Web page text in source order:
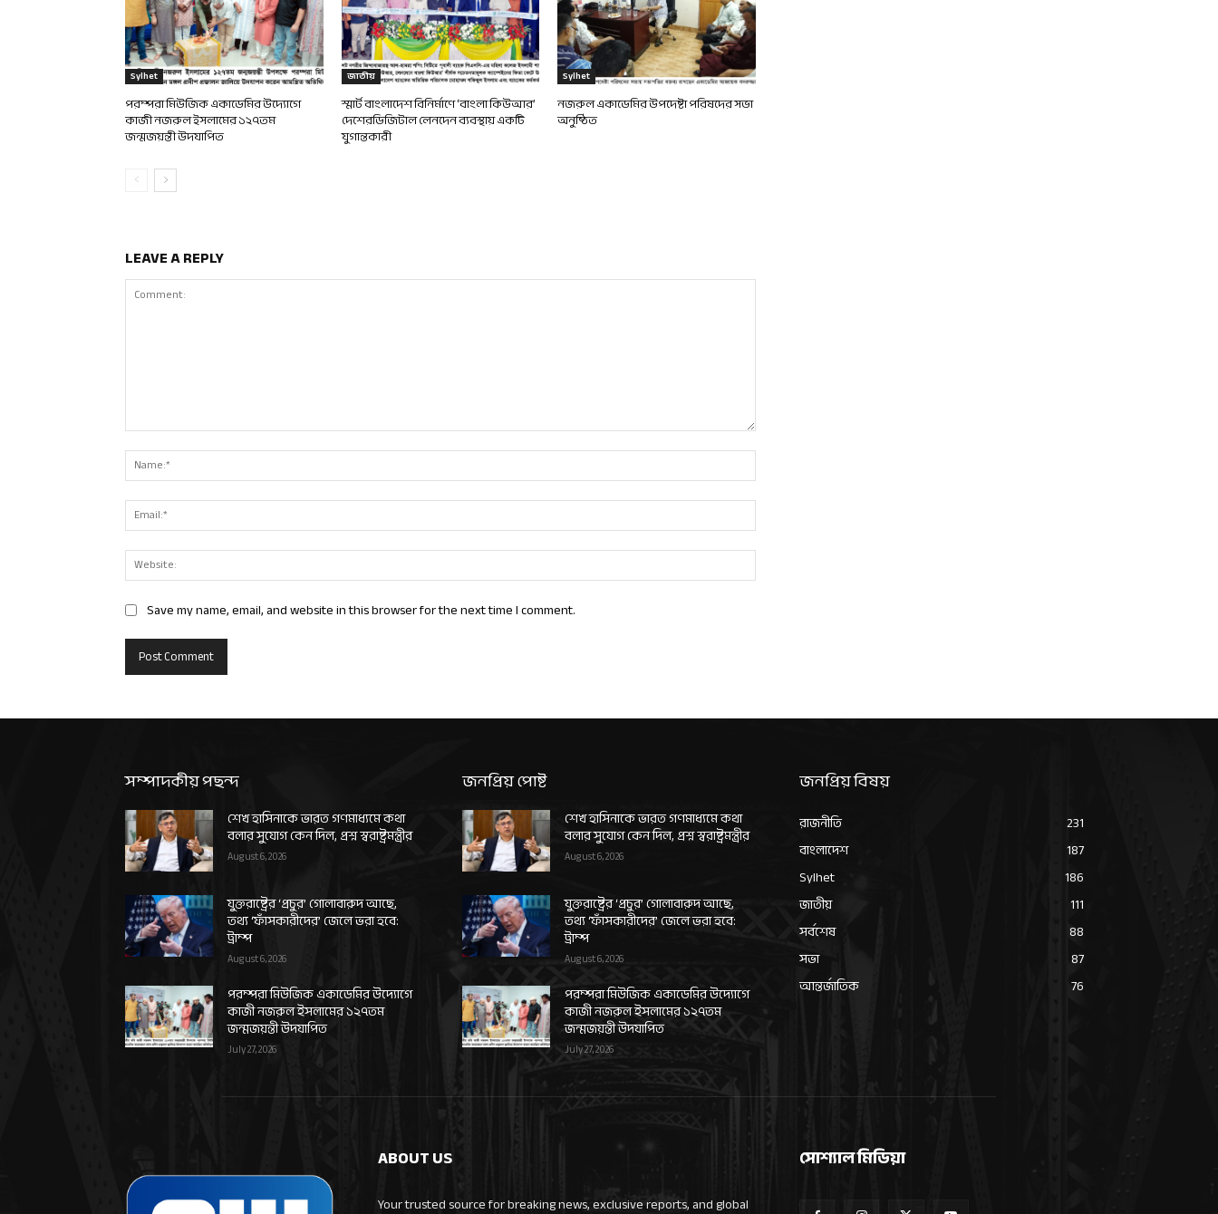
Sylhet
পরম্পরা মিউজিক একাডেমির উদ্যোগে
কাজী নজরুল ইসলামের ১২৭তম
জন্মজয়ন্তী উদযাপিত
জাতীয়
স্মার্ট বাংলাদেশ বিনির্মাণে ‘বাংলা কিউআর’
দেশেরডিজিটাল লেনদেন ব্যবস্থায় একটি
যুগান্তকারী
Sylhet
নজরুল একাডেমির উপদেষ্টা পরিষদের সভা
অনুষ্ঠিত
LEAVE A REPLY
Comment:
Name:*
Email:*
Website:
Save my name, email, and website in this browser for the next time I comment.
সম্পাদকীয় পছন্দ
শেখ হাসিনাকে ভারত গণমাধ্যমে কথা
বলার সুযোগ কেন দিল, প্রশ্ন স্বরাষ্ট্রমন্ত্রীর
August 6, 2026
যুক্তরাষ্ট্রের ‘প্রচুর’ গোলাবারুদ আছে,
তথ্য ‘ফাঁসকারীদের’ জেলে ভরা হবে:
ট্রাম্প
August 6, 2026
পরম্পরা মিউজিক একাডেমির উদ্যোগে
কাজী নজরুল ইসলামের ১২৭তম
জন্মজয়ন্তী উদযাপিত
July 27, 2026
জনপ্রিয় পোষ্ট
শেখ হাসিনাকে ভারত গণমাধ্যমে কথা
বলার সুযোগ কেন দিল, প্রশ্ন স্বরাষ্ট্রমন্ত্রীর
August 6, 2026
যুক্তরাষ্ট্রের ‘প্রচুর’ গোলাবারুদ আছে,
তথ্য ‘ফাঁসকারীদের’ জেলে ভরা হবে:
ট্রাম্প
August 6, 2026
পরম্পরা মিউজিক একাডেমির উদ্যোগে
কাজী নজরুল ইসলামের ১২৭তম
জন্মজয়ন্তী উদযাপিত
July 27, 2026
জনপ্রিয় বিষয়
রাজনীতি
231
বাংলাদেশ
187
Sylhet
186
জাতীয়
111
সর্বশেষ
88
সভা
87
আন্তর্জাতিক
76
ABOUT US
Your trusted source for breaking news, exclusive reports, and global
সোশ্যাল মিডিয়া